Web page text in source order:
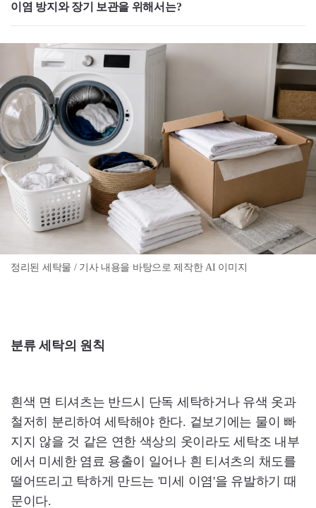
이염 방지와 장기 보관을 위해서는?
정리된 세탁물 / 기사 내용을 바탕으로 제작한 AI 이미지
분류 세탁의 원칙
흰색 면 티셔츠는 반드시 단독 세탁하거나 유색 옷과
철저히 분리하여 세탁해야 한다. 겉보기에는 물이 빠
지지 않을 것 같은 연한 색상의 옷이라도 세탁조 내부
에서 미세한 염료 용출이 일어나 흰 티셔츠의 채도를
떨어뜨리고 탁하게 만드는 '미세 이염'을 유발하기 때
문이다.